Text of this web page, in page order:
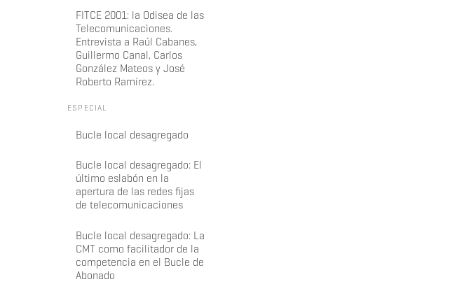
FITCE 2001: la Odisea de las
Telecomunicaciones.
Entrevista a Raúl Cabanes,
Guillermo Canal, Carlos
González Mateos y José
Roberto Ramírez.
ESPECIAL
Bucle local desagregado
Bucle local desagregado: El
último eslabón en la
apertura de las redes fijas
de telecomunicaciones
Bucle local desagregado: La
CMT como facilitador de la
competencia en el Bucle de
Abonado